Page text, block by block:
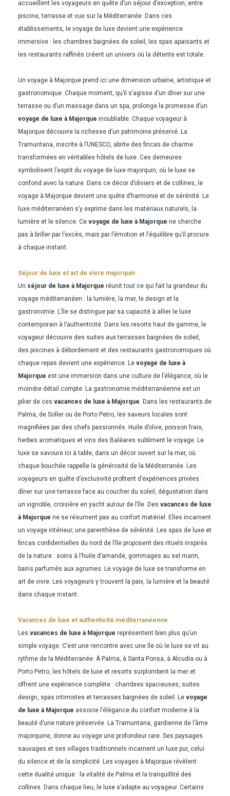
accueillent les voyageurs en quête d’un séjour d’exception, entre
piscine, terrasse et vue sur la Méditerranée. Dans ces
établissements, le voyage de luxe devient une expérience
immersive : les chambres baignées de soleil, les spas apaisants et
les restaurants raffinés créent un univers où la détente est totale.
Un voyage à Majorque prend ici une dimension urbaine, artistique et
gastronomique. Chaque moment, qu’il s’agisse d’un dîner sur une
terrasse ou d’un massage dans un spa, prolonge la promesse d’un
voyage de luxe à Majorque inoubliable. Chaque voyageur à
Majorque découvre la richesse d’un patrimoine préservé. La
Tramuntana, inscrite à l’UNESCO, abrite des fincas de charme
transformées en véritables hôtels de luxe. Ces demeures
symbolisent l’esprit du voyage de luxe majorquin, où le luxe se
confond avec la nature. Dans ce décor d’oliviers et de collines, le
voyage à Majorque devient une quête d’harmonie et de sérénité. Le
luxe méditerranéen s’y exprime dans les matériaux naturels, la
lumière et le silence. Ce voyage de luxe à Majorque ne cherche
pas à briller par l’excès, mais par l’émotion et l’équilibre qu’il procure
à chaque instant.
Séjour de luxe et art de vivre majorquin
Un séjour de luxe à Majorque réunit tout ce qui fait la grandeur du
voyage méditerranéen : la lumière, la mer, le design et la
gastronomie. L’île se distingue par sa capacité à allier le luxe
contemporain à l’authenticité. Dans les resorts haut de gamme, le
voyageur découvre des suites aux terrasses baignées de soleil,
des piscines à débordement et des restaurants gastronomiques où
chaque repas devient une expérience. Le voyage de luxe à
Majorque est une immersion dans une culture de l’élégance, où le
moindre détail compte. La gastronomie méditerranéenne est un
pilier de ces vacances de luxe à Majorque. Dans les restaurants de
Palma, de Soller ou de Porto Petro, les saveurs locales sont
magnifiées par des chefs passionnés. Huile d’olive, poisson frais,
herbes aromatiques et vins des Baléares subliment le voyage. Le
luxe se savoure ici à table, dans un décor ouvert sur la mer, où
chaque bouchée rappelle la générosité de la Méditerranée. Les
voyageurs en quête d’exclusivité profitent d’expériences privées :
dîner sur une terrasse face au coucher du soleil, dégustation dans
un vignoble, croisière en yacht autour de l’île. Des vacances de luxe
à Majorque ne se résument pas au confort matériel. Elles incarnent
un voyage intérieur, une parenthèse de sérénité. Les spas de luxe et
fincas confidentielles du nord de l’île proposent des rituels inspirés
de la nature : soins à l’huile d’amande, gommages au sel marin,
bains parfumés aux agrumes. Le voyage de luxe se transforme en
art de vivre. Les voyageurs y trouvent la paix, la lumière et la beauté
dans chaque instant.
Vacances de luxe et authenticité méditerranéenne
Les vacances de luxe à Majorque représentent bien plus qu’un
simple voyage. C’est une rencontre avec une île où le luxe se vit au
rythme de la Méditerranée. À Palma, à Santa Ponsa, à Alcudia ou à
Porto Petro, les hôtels de luxe et resorts surplombent la mer et
offrent une expérience complète : chambres spacieuses, suites
design, spas intimistes et terrasses baignées de soleil. Le voyage
de luxe à Majorque associe l’élégance du confort moderne à la
beauté d’une nature préservée. La Tramuntana, gardienne de l’âme
majorquine, donne au voyage une profondeur rare. Ses paysages
sauvages et ses villages traditionnels incarnent un luxe pur, celui
du silence et de la simplicité. Les voyages à Majorque révèlent
cette dualité unique : la vitalité de Palma et la tranquillité des
collines. Dans chaque lieu, le luxe s’adapte au voyageur. Certains